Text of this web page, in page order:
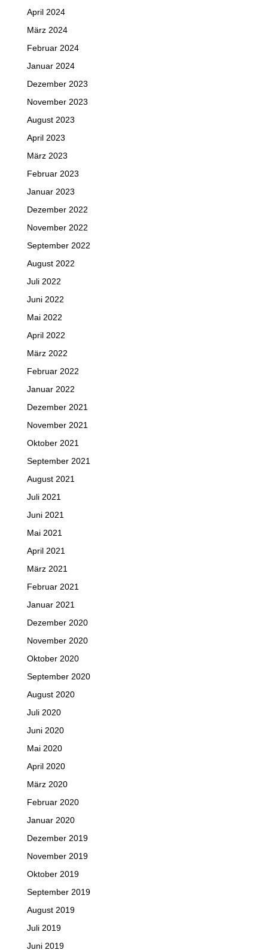
April 2024
März 2024
Februar 2024
Januar 2024
Dezember 2023
November 2023
August 2023
April 2023
März 2023
Februar 2023
Januar 2023
Dezember 2022
November 2022
September 2022
August 2022
Juli 2022
Juni 2022
Mai 2022
April 2022
März 2022
Februar 2022
Januar 2022
Dezember 2021
November 2021
Oktober 2021
September 2021
August 2021
Juli 2021
Juni 2021
Mai 2021
April 2021
März 2021
Februar 2021
Januar 2021
Dezember 2020
November 2020
Oktober 2020
September 2020
August 2020
Juli 2020
Juni 2020
Mai 2020
April 2020
März 2020
Februar 2020
Januar 2020
Dezember 2019
November 2019
Oktober 2019
September 2019
August 2019
Juli 2019
Juni 2019